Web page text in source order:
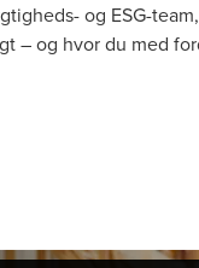
og ESG-
– og hvor du med